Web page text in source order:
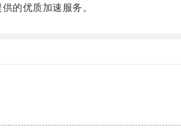
的优质加速服务。